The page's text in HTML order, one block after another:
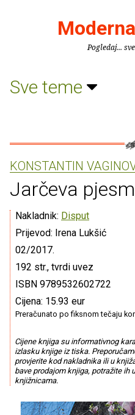
Pogledaj...
Sve teme
KONSTANTIN
Jarčeva
Nakladnik: Disput
Prijevod: Irena Lukšić
02/2017.
192 str., tvrdi uvez
ISBN 9789532602722
Cijena: 15.93 eur
Preračunato po fiksnom tečaju
Cijene knjiga su informativnog
izlasku knjige iz tiska.
provjerite kod nakladnika ili u
bave prodajom knjiga, potražite ih
knjižnicama.